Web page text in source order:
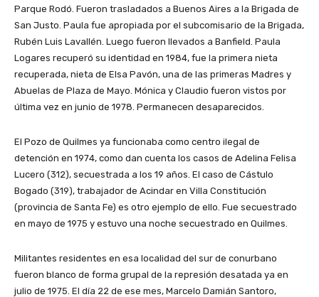
Parque Rodó. Fueron trasladados a Buenos Aires a la Brigada de
San Justo. Paula fue apropiada por el subcomisario de la Brigada,
Rubén Luis Lavallén. Luego fueron llevados a Banfield. Paula
Logares recuperó su identidad en 1984, fue la primera nieta
recuperada, nieta de Elsa Pavón, una de las primeras Madres y
Abuelas de Plaza de Mayo. Mónica y Claudio fueron vistos por
última vez en junio de 1978. Permanecen desaparecidos.
El Pozo de Quilmes ya funcionaba como centro ilegal de
detención en 1974, como dan cuenta los casos de Adelina Felisa
Lucero (312), secuestrada a los 19 años. El caso de Cástulo
Bogado (319), trabajador de Acindar en Villa Constitución
(provincia de Santa Fe) es otro ejemplo de ello. Fue secuestrado
en mayo de 1975 y estuvo una noche secuestrado en Quilmes.
Militantes residentes en esa localidad del sur de conurbano
fueron blanco de forma grupal de la represión desatada ya en
julio de 1975. El día 22 de ese mes, Marcelo Damián Santoro,